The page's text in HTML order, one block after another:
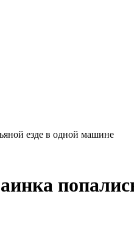
езде в одной машине